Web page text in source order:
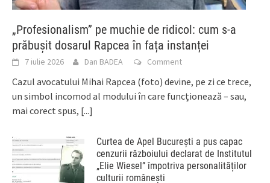
„Profesionalism” pe muchie de ridicol: cum s-a
prăbușit dosarul Rapcea în fața instanței
7 iulie 2026 Dan BADEA Comment
Cazul avocatului Mihai Rapcea (foto) devine, pe zi ce trece,
un simbol incomod al modului în care funcționează – sau,
mai corect spus, [...]
Curtea de Apel București a pus capac
cenzurii războiului declarat de Institutul
„Elie Wiesel” împotriva personalităților
culturii românești